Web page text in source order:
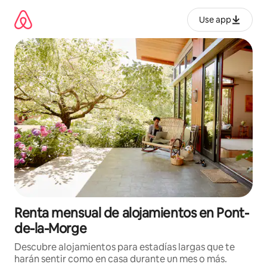
contenido
Use app
Renta mensual de alojamientos en Pont-
de-la-Morge
Descubre alojamientos para estadías largas que te
harán sentir como en casa durante un mes o más.